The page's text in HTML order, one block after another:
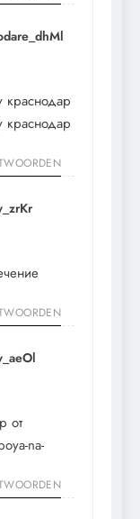
краснодар
краснодар
от
na-